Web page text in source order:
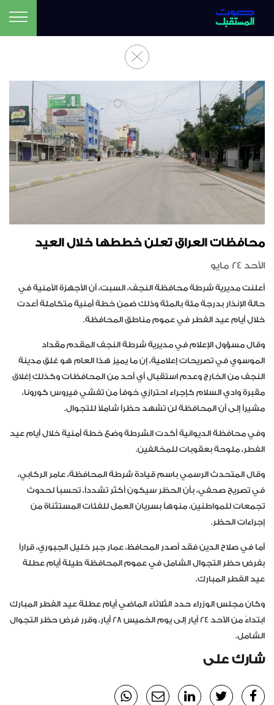
محافظات العراق تعلن خططها خلال العيد
الأحد 24 مايو
أعلنت مديرية شرطة محافظة النجف، السبت، أن الأجهزة الأمنية في
حالة الإنذار بدرجة مئة بالمئة وذلك ضمن خطة أمنية متكاملة أعدت
خلال أيام عيد الفطر في عموم مناطق المحافظة.
وقال مسؤول الإعلام في مديرية شرطة النجف المقدم مقداد
الموسوي في تصريحات إعلامية، إن ما يميز هذا العام هو غلق مدينة
النجف من الخارج وعدم استقبال أي أحد من المحافظات وكذلك إغلاق
مقبرة وادي السلام كإجراء احترازي خوفاً من تفشي فيروس كورونا،
مشيراً إلى أن المحافظة لن تشهد حظراً شاملاً للتجوال.
وفي محافظة الديوانية أكدت الشرطة وضع خطة أمنية خلال أيام عيد
الفطر، ملوحة بعقوبات للمخالفين.
وقال المتحدث الرسمي باسم قيادة شرطة المحافظة، عامر الركابي،
في تصريح صحفي، بأن الحظر سيكون أكثر تشدداً، تحسباً لحدوث
تجمعات للمواطنين، منوهاً بسريان العمل للفئات المستثناة من
إجراءات الحظر.
أما في صلاح الدين فقد أصدر المحافظ، عمار جبر خليل الجبوري، قراراً
بفرض حظر التجوال الشامل في عموم المحافظة طيلة أيام عطلة
عيد الفطر المبارك.
وكان مجلس الوزراء حدد الثلاثاء الماضي أيام عطلة عيد الفطر المبارك
ابتداءً من الأحد 24 أيار إلى يوم الخميس 28 أيار، وقرر فرض حظر التجوال
الشامل.
شارك على